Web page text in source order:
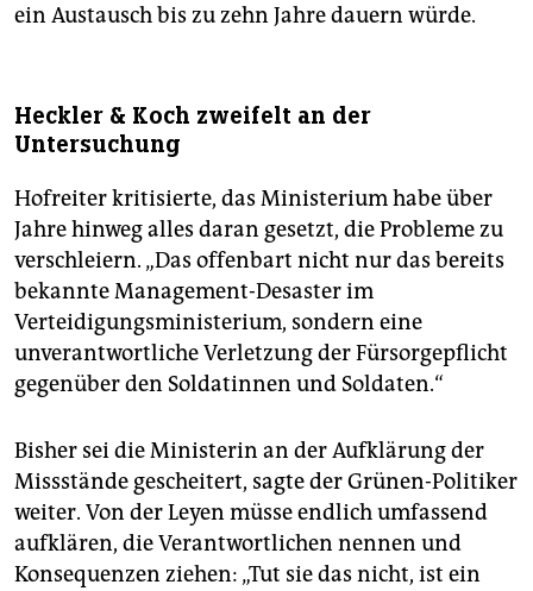
ein Austausch bis zu zehn Jahre dauern würde.
Heckler & Koch zweifelt an der
Untersuchung
Hofreiter kritisierte, das Ministerium habe über
Jahre hinweg alles daran gesetzt, die Probleme zu
verschleiern. „Das offenbart nicht nur das bereits
bekannte Management-Desaster im
Verteidigungsministerium, sondern eine
unverantwortliche Verletzung der Fürsorgepflicht
gegenüber den Soldatinnen und Soldaten.“
Bisher sei die Ministerin an der Aufklärung der
Missstände gescheitert, sagte der Grünen-Politiker
weiter. Von der Leyen müsse endlich umfassend
aufklären, die Verantwortlichen nennen und
Konsequenzen ziehen: „Tut sie das nicht, ist ein